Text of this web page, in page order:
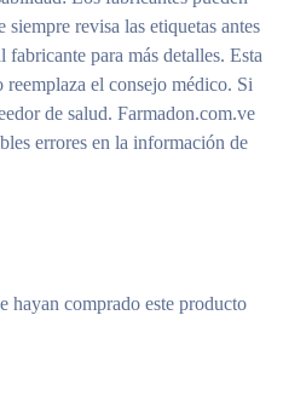
revisa las etiquetas antes
para más detalles. Esta
el consejo médico. Si
de salud. Farmadon.com.ve
errores en la información de
hayan comprado este producto